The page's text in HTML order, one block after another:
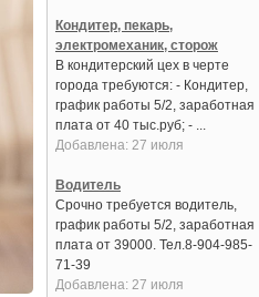
Кондитер, пекарь,
электромеханик, сторож
В кондитерский цех в черте
города требуются: - Кондитер,
график работы 5/2, заработная
плата от 40 тыс.руб; - ...
Добавлена: 27 июля
Водитель
Срочно требуется водитель,
график работы 5/2, заработная
плата от 39000. Тел.8-904-985-
71-39
Добавлена: 27 июля